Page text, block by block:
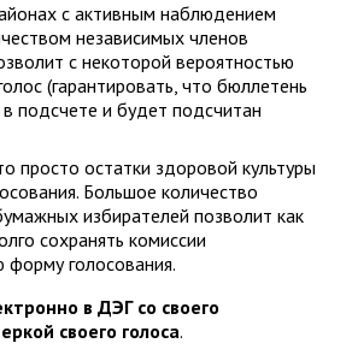
с активным наблюдением
независимых членов
с некоторой вероятностью
(гарантировать, что бюллетень
подсчете и будет подсчитан
просто остатки здоровой культуры
Большое количество
избирателей позволит как
сохранять комиссии
голосования.
в ДЭГ со своего
своего голоса.